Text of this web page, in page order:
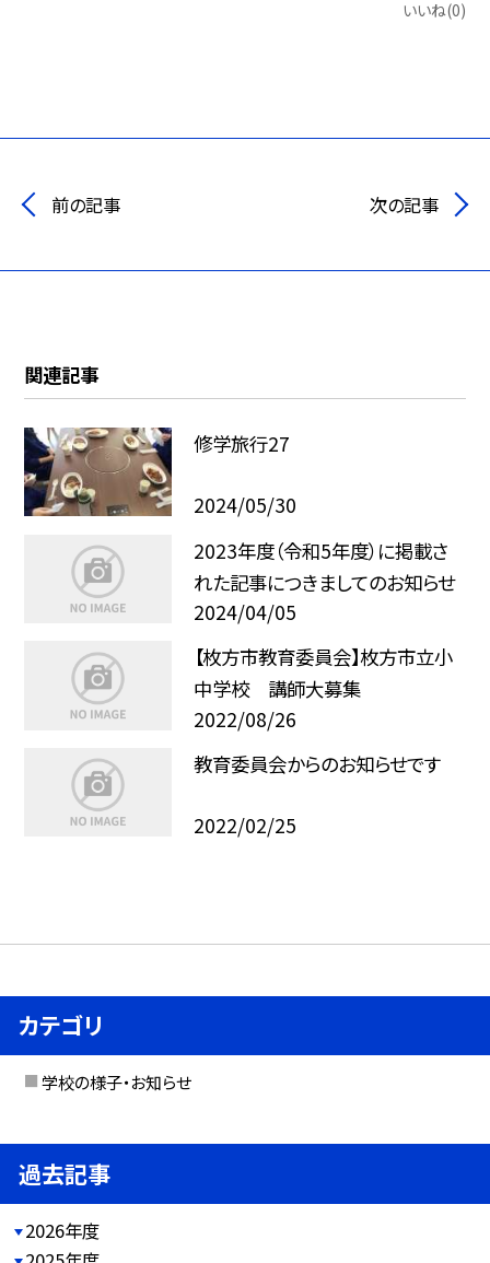
いいね(0)
前の記事 次の記事
関連記事
修学旅行27
2024/05/30
2023年度（令和5年度）に掲載さ
れた記事につきましてのお知らせ
2024/04/05
【枚方市教育委員会】枚方市立小
中学校 講師大募集
2022/08/26
教育委員会からのお知らせです
2022/02/25
カテゴリ
学校の様子・お知らせ
過去記事
2026年度